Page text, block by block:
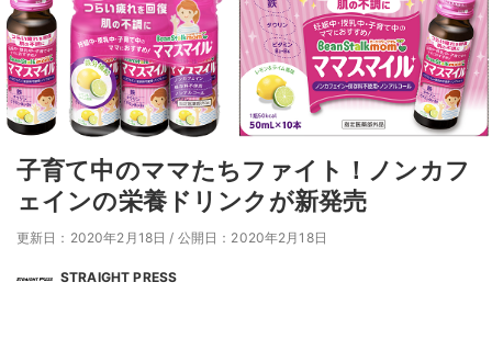
子育て中のママたちファイト！ノンカフ
ェインの栄養ドリンクが新発売
更新日：2020年2月18日 / 公開日：2020年2月18日
STRAIGHT PRESS